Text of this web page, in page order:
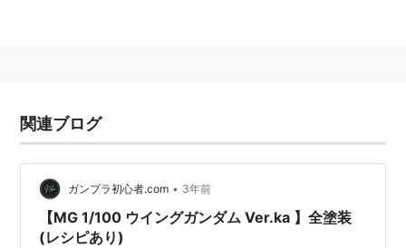
関連ブログ
ガンプラ初心者.com • 3年前
【MG 1/100 ウイングガンダム Ver.ka 】全塗装
(レシピあり)